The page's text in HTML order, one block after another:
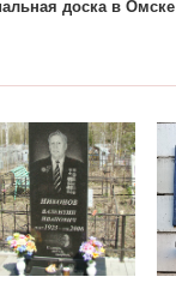
доска в Омске